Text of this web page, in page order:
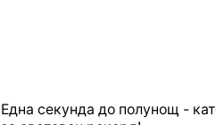
Една секунда до полунощ -